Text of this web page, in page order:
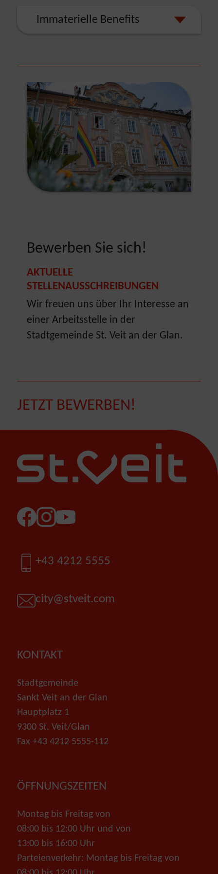
Immaterielle Benefits
Show larger version
Bewerben Sie sich!
AKTUELLE
STELLENAUSSCHREIBUNGEN
Wir freuen uns über Ihr Interesse an
einer Arbeitsstelle in der
Stadtgemeinde St. Veit an der Glan.
JETZT BEWERBEN!
FacebookInstagramYouTube
Telefon
+43 4212 5555
E-Mail
city@stveit.com
KONTAKT
Stadtgemeinde
Sankt Veit an der Glan
Hauptplatz 1
9300 St. Veit/Glan
Fax +43 4212 5555-112
ÖFFNUNGSZEITEN
Montag bis Freitag von
08:00 bis 12:00 Uhr und von
13:00 bis 16:00 Uhr
Parteienverkehr: Montag bis Freitag von